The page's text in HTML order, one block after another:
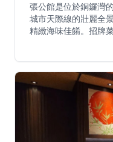
張公館是位於銅鑼灣
城市天際線的壯麗全
精緻海味佳餚。招牌
優惠（週末及公眾假
和豐富菜單，是香港